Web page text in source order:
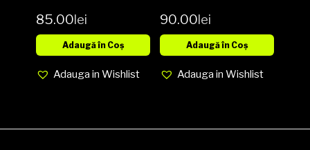
Album,
Reissue NOU
85.00lei
Adaugă în Coș
Adauga in Wishlist
90.00lei
Adaugă în Coș
Adauga in Wishlist